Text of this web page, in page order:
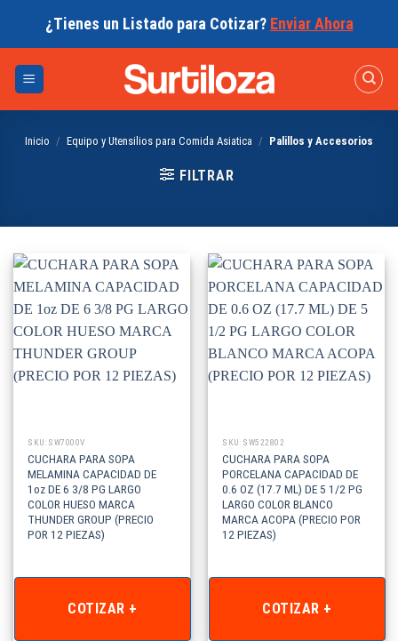
¿Tienes un Listado para Cotizar? Enviar Ahora
Inicio / Equipo y Utensilios para Comida Asiatica / Palillos y Accesorios
FILTRAR
SKU: SW7000V
CUCHARA PARA SOPA
MELAMINA CAPACIDAD DE
1oz DE 6 3/8 PG LARGO
COLOR HUESO MARCA
THUNDER GROUP (PRECIO
POR 12 PIEZAS)
COTIZAR +
SKU: SW522802
CUCHARA PARA SOPA
PORCELANA CAPACIDAD DE
0.6 OZ (17.7 ML) DE 5 1/2 PG
LARGO COLOR BLANCO
MARCA ACOPA (PRECIO POR
12 PIEZAS)
COTIZAR +